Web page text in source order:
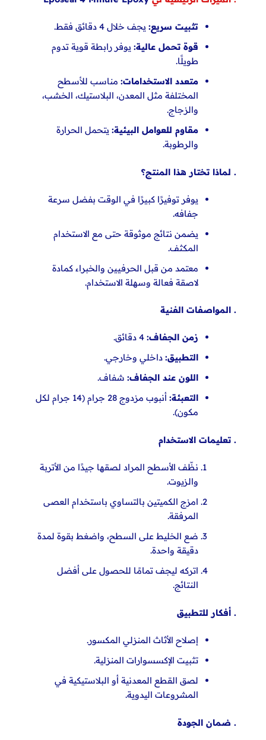
تثبيت سريع:يجف خلال 4 دقائق فقط.
قوة تحمل عالية:يوفر رابطة قوية تدوم
طويلًا.
متعدد الاستخدامات:مناسب للأسطح
المختلفة مثل المعدن، البلاستيك، الخشب،
والزجاج.
مقاوم للعوامل البيئية:يتحمل الحرارة
والرطوبة.
. لماذا تختار هذا المنتج؟
يوفر توفيرًا كبيرًا في الوقت بفضل سرعة
جفافه.
يضمن نتائج موثوقة حتى مع الاستخدام
المكثف.
معتمد من قبل الحرفيين والخبراء كمادة
لاصقة فعالة وسهلة الاستخدام.
. المواصفات الفنية
زمن الجفاف:4 دقائق.
التطبيق:داخلي وخارجي.
اللون عند الجفاف:شفاف.
التعبئة:
أنبوب مزدوج 28 جرام (14 جرام لكل
مكون).
. تعليمات الاستخدام
نظّف الأسطح المراد لصقها جيدًا من الأتربة
والزيوت.
امزج الكميتين بالتساوي باستخدام العصى
المرفقة.
ضع الخليط على السطح، واضغط بقوة لمدة
دقيقة واحدة.
اتركه ليجف تمامًا للحصول علىأفضل
النتائج.
. أفكار للتطبيق
إصلاح الأثاث المنزلي المكسور.
تثبيت الإكسسوارات المنزلية.
لصق القطع المعدنية أو البلاستيكية في
المشروعات اليدوية.
. ضمان الجودة